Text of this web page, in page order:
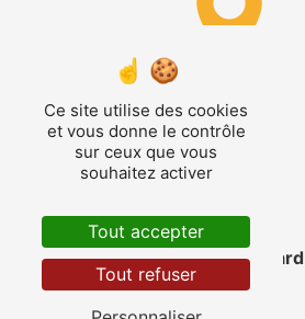
La Ferté-Bernard
Ce site utilise des cookies
et vous donne le contrôle
sur ceux que vous
souhaitez activer
Tout accepter
Tout refuser